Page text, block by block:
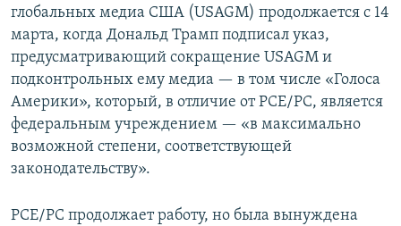
глобальных медиа США (USAGM) продолжается с 14
марта, когда Дональд Трамп подписал указ,
предусматривающий сокращение USAGM и
подконтрольных ему медиа — в том числе «Голоса
Америки», который, в отличие от РСЕ/РС, является
федеральным учреждением — «в максимально
возможной степени, соответствующей
законодательству».
РСЕ/РС продолжает работу, но была вынуждена